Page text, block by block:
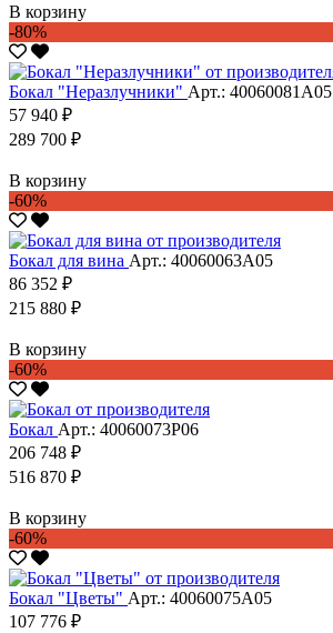
В корзину
-80%
Бокал "Неразлучники" Арт.: 40060081А05
57 940 ₽
289 700 ₽
В корзину
-60%
Бокал для вина Арт.: 40060063А05
86 352 ₽
215 880 ₽
В корзину
-60%
Бокал Арт.: 40060073Р06
206 748 ₽
516 870 ₽
В корзину
-60%
Бокал "Цветы" Арт.: 40060075А05
107 776 ₽